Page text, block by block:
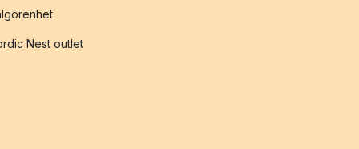
Nest outlet